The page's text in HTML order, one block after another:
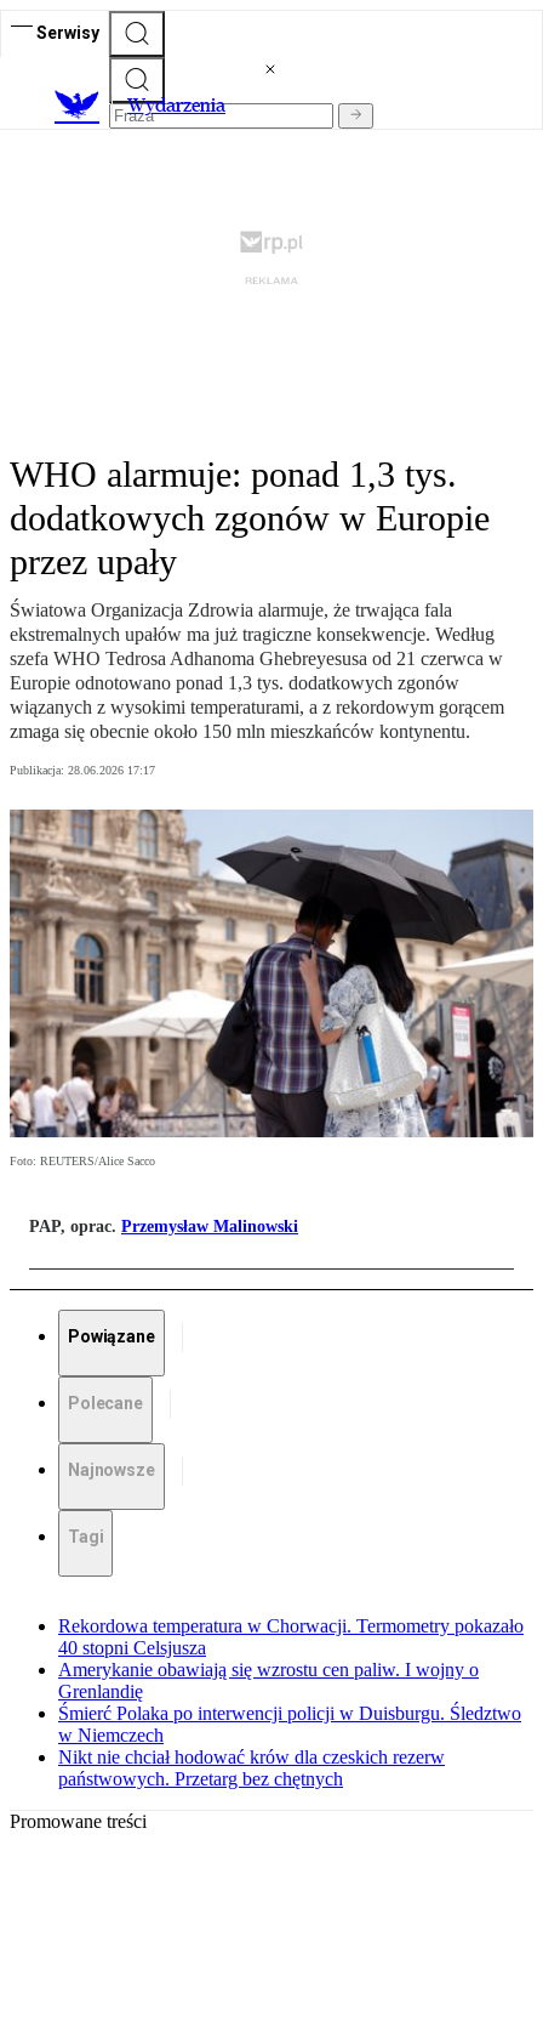
Serwisy
Wydarzenia
WHO alarmuje: ponad 1,3 tys.
dodatkowych zgonów w Europie
przez upały
Światowa Organizacja Zdrowia alarmuje, że trwająca fala
ekstremalnych upałów ma już tragiczne konsekwencje. Według
szefa WHO Tedrosa Adhanoma Ghebreyesusa od 21 czerwca w
Europie odnotowano ponad 1,3 tys. dodatkowych zgonów
wiązanych z wysokimi temperaturami, a z rekordowym gorącem
zmaga się obecnie około 150 mln mieszkańców kontynentu.
Publikacja: 28.06.2026 17:17
Foto: REUTERS/Alice Sacco
PAP, oprac. Przemysław Malinowski
Powiązane
Polecane
Najnowsze
Tagi
Rekordowa temperatura w Chorwacji. Termometry pokazało
40 stopni Celsjusza
Amerykanie obawiają się wzrostu cen paliw. I wojny o
Grenlandię
Śmierć Polaka po interwencji policji w Duisburgu. Śledztwo
w Niemczech
Nikt nie chciał hodować krów dla czeskich rezerw
państwowych. Przetarg bez chętnych
Promowane treści